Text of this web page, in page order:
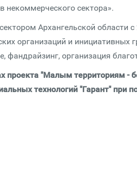
сектора».
Архангельской области
организаций и инициативных
фандрайзинг, организация
проекта "Малым территориям -
технологий "Гарант" при